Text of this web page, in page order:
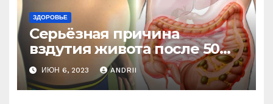
ЗДОРОВЬЕ
Серьёзная причина
вздутия живота после 50
лет. Многие обращают на
это внимание, когда
становится поздно!
ИЮН 6, 2023 ANDRII